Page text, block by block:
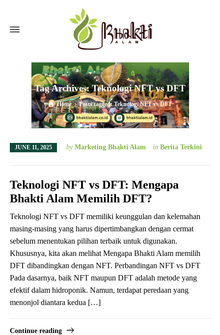
Tag Archives: Teknologi NFT vs DFT
Home Posts tagged: Teknologi NFT vs DFT
JUNE 11, 2025 by Marketing Bhakti Alam in Berita Terkini
Teknologi NFT vs DFT: Mengapa
Bhakti Alam Memilih DFT?
Teknologi NFT vs DFT memiliki keunggulan dan kelemahan
masing-masing yang harus dipertimbangkan dengan cermat
sebelum menentukan pilihan terbaik untuk digunakan.
Khususnya, kita akan melihat Mengapa Bhakti Alam memilih
DFT dibandingkan dengan NFT. Perbandingan NFT vs DFT
Pada dasarnya, baik NFT maupun DFT adalah metode yang
efektif dalam hidroponik. Namun, terdapat peredaan yang
menonjol diantara kedua […]
Continue reading